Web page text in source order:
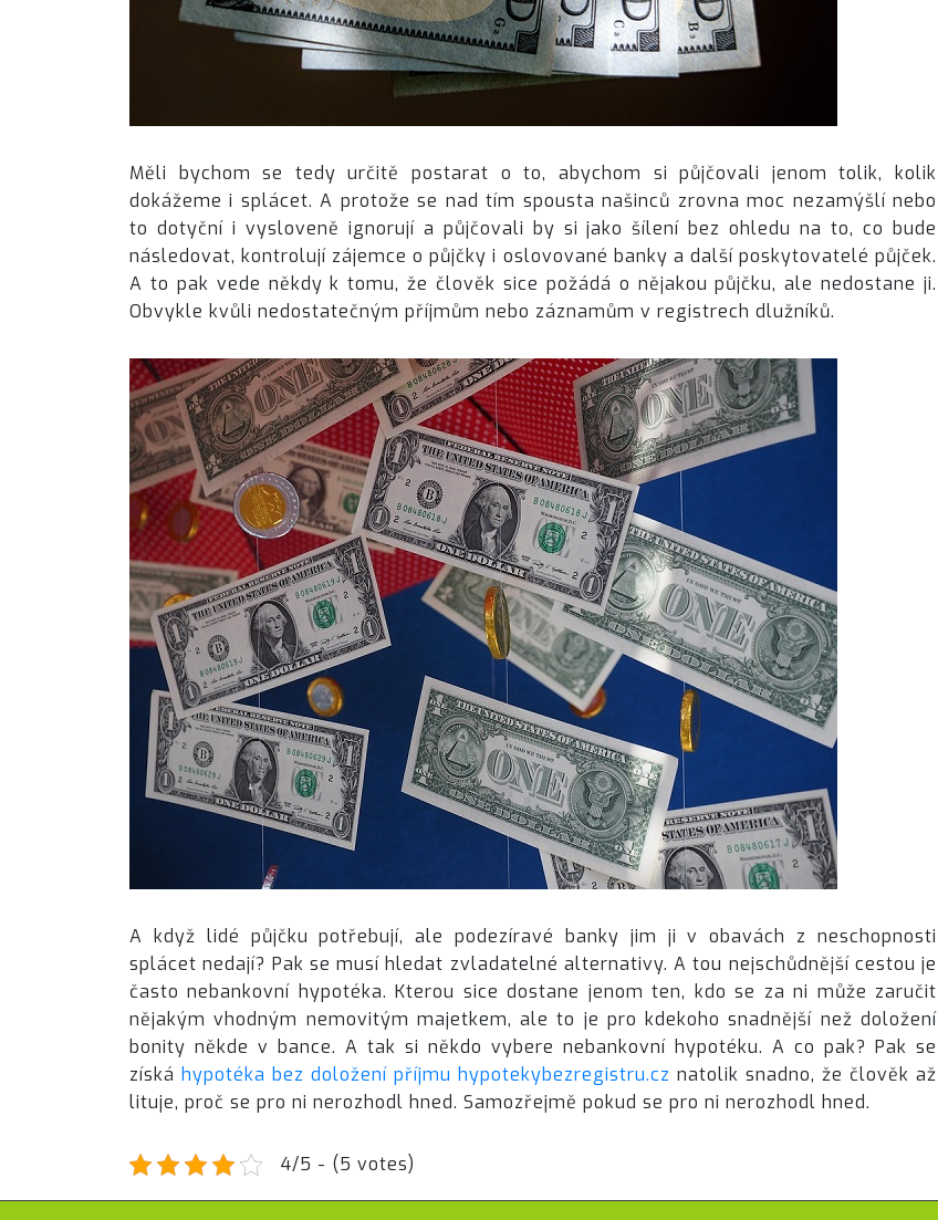
Měli bychom se tedy určitě postarat o to, abychom si půjčovali jenom tolik, kolik
dokážeme i splácet. A protože se nad tím spousta našinců zrovna moc nezamýšlí nebo
to dotyční i vysloveně ignorují a půjčovali by si jako šílení bez ohledu na to, co bude
následovat, kontrolují zájemce o půjčky i oslovované banky a další poskytovatelé půjček.
A to pak vede někdy k tomu, že člověk sice požádá o nějakou půjčku, ale nedostane ji.
Obvykle kvůli nedostatečným příjmům nebo záznamům v registrech dlužníků.
A když lidé půjčku potřebují, ale podezíravé banky jim ji v obavách z neschopnosti
splácet nedají? Pak se musí hledat zvladatelné alternativy. A tou nejschůdnější cestou je
často nebankovní hypotéka. Kterou sice dostane jenom ten, kdo se za ni může zaručit
nějakým vhodným nemovitým majetkem, ale to je pro kdekoho snadnější než doložení
bonity někde v bance. A tak si někdo vybere nebankovní hypotéku. A co pak? Pak se
získá hypotéka bez doložení příjmu hypotekybezregistru.cz natolik snadno, že člověk až
lituje, proč se pro ni nerozhodl hned. Samozřejmě pokud se pro ni nerozhodl hned.
4/5 - (5 votes)